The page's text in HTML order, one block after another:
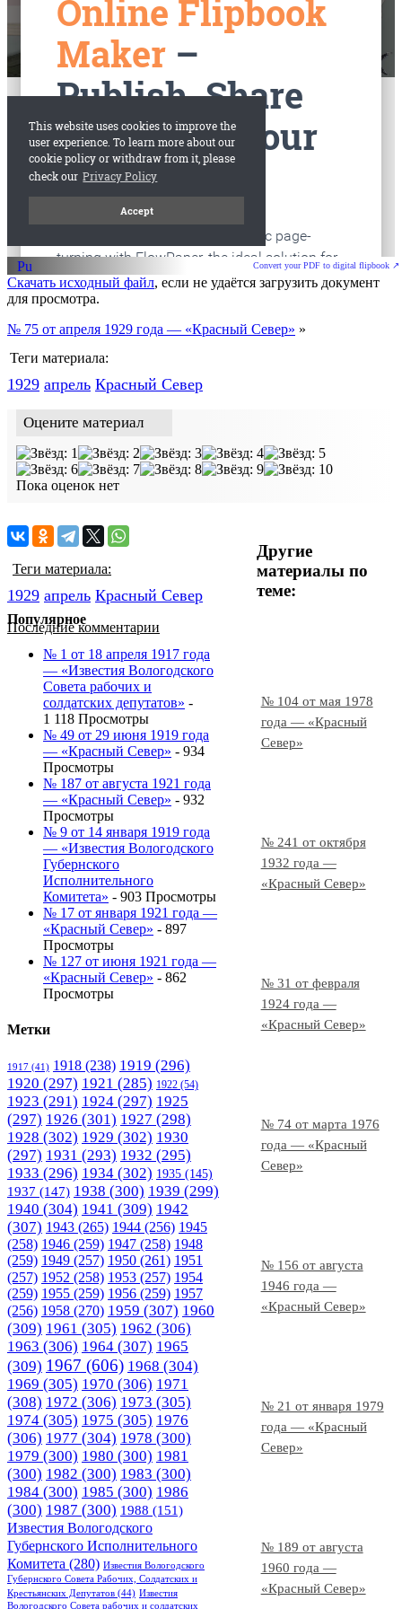
старые газеты
Convert your PDF to digital flipbook ↗
Скачать исходный файл, если не удаётся загрузить документ
для просмотра.
№ 75 от апреля 1929 года — «Красный Север» »
Теги материала:
1929 апрель Красный Cевер
Оцените материал
Пока оценок нет
Другие
материалы по
теме:
№ 104 от мая 1978
года — «Красный
Север»
№ 241 от октября
1932 года —
«Красный Север»
№ 31 от февраля
1924 года —
«Красный Север»
№ 74 от марта 1976
года — «Красный
Север»
№ 156 от августа
1946 года —
«Красный Север»
№ 21 от января 1979
года — «Красный
Север»
№ 189 от августа
1960 года —
«Красный Север»
Теги материала:
1929 апрель Красный Cевер
Последние комментарии
Популярное
№ 1 от 18 апреля 1917 года
— «Известия Вологодского
Совета рабочих и
солдатских депутатов» -
1 118 Просмотры
№ 49 от 29 июня 1919 года
— «Красный Север» - 934
Просмотры
№ 187 от августа 1921 года
— «Красный Север» - 932
Просмотры
№ 9 от 14 января 1919 года
— «Известия Вологодского
Губернского
Исполнительного
Комитета» - 903 Просмотры
№ 17 от января 1921 года —
«Красный Север» - 897
Просмотры
№ 127 от июня 1921 года —
«Красный Север» - 862
Просмотры
Метки
1917 (41) 1918 (238) 1919 (296)
1920 (297) 1921 (285) 1922 (54)
1923 (291) 1924 (297) 1925
(297) 1926 (301) 1927 (298)
1928 (302) 1929 (302) 1930
(297) 1931 (293) 1932 (295)
1933 (296) 1934 (302) 1935 (145)
1937 (147) 1938 (300) 1939 (299)
1940 (304) 1941 (309) 1942
(307) 1943 (265) 1944 (256) 1945
(258) 1946 (259) 1947 (258) 1948
(259) 1949 (257) 1950 (261) 1951
(257) 1952 (258) 1953 (257) 1954
(259) 1955 (259) 1956 (259) 1957
(256) 1958 (270) 1959 (307) 1960
(309) 1961 (305) 1962 (306)
1963 (306) 1964 (307) 1965
(309) 1967 (606) 1968 (304)
1969 (305) 1970 (306) 1971
(308) 1972 (306) 1973 (305)
1974 (305) 1975 (305) 1976
(306) 1977 (304) 1978 (300)
1979 (300) 1980 (300) 1981
(300) 1982 (300) 1983 (300)
1984 (300) 1985 (300) 1986
(300) 1987 (300) 1988 (151)
Известия Вологодского
Губернского Исполнительного
Комитета (280) Известия Вологодского
Губернского Совета Рабочих, Солдатских и
Крестьянских Депутатов (44) Известия
Вологодского Совета рабочих и солдатских